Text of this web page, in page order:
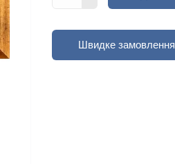
Швидке замовлення